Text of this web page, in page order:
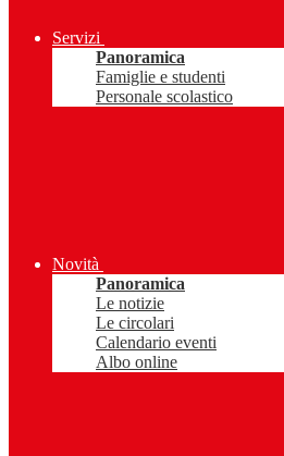
Servizi
Panoramica
Famiglie e studenti
Personale scolastico
Novità
Panoramica
Le notizie
Le circolari
Calendario eventi
Albo online